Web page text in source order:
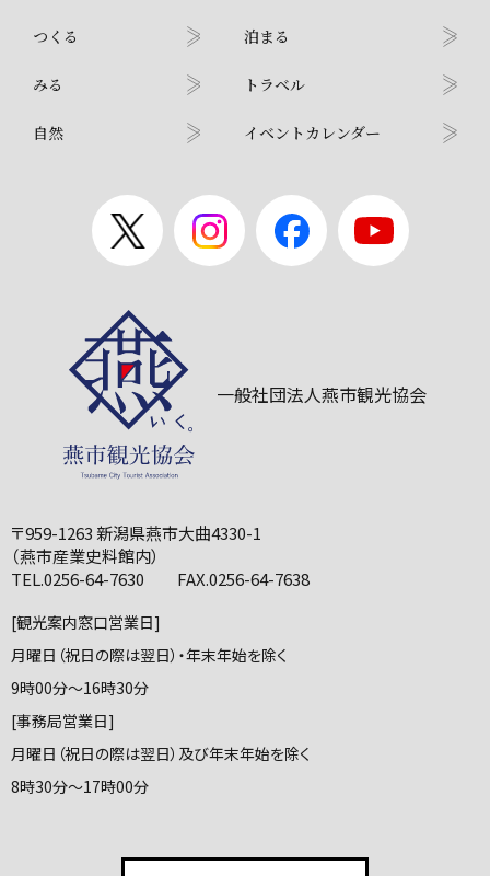
つくる
みる
自然
泊まる
トラベル
イベントカレンダー
一般社団法人燕市観光協会
〒959-1263 新潟県燕市大曲4330-1
（燕市産業史料館内）
TEL.0256-64-7630 FAX.0256-64-7638
[観光案内窓口営業日]
月曜日（祝日の際は翌日）・年末年始を除く
9時00分～16時30分
[事務局営業日]
月曜日（祝日の際は翌日）及び年末年始を除く
8時30分～17時00分